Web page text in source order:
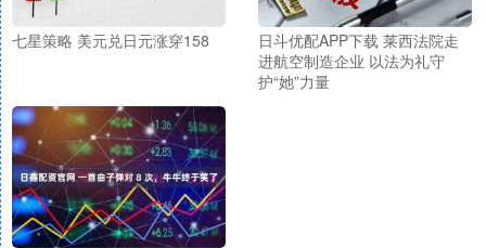
七星策略 美元兑日元涨穿158
日斗优配APP下载 莱西法院走
进航空制造企业 以法为礼守
护“她”力量